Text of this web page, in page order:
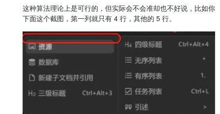
这种算法理论上是可行的，但实际会不会准却也不好说，比如你
下面这个截图，第一列就只有 4 行，其他的 5 行。